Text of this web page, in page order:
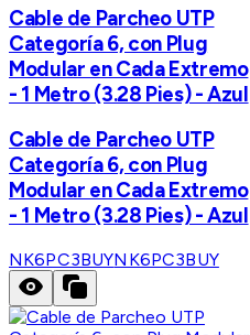
Cable de Parcheo UTP
Categoría 6, con Plug
Modular en Cada Extremo
- 1 Metro (3.28 Pies) - Azul
Cable de Parcheo UTP
Categoría 6, con Plug
Modular en Cada Extremo
- 1 Metro (3.28 Pies) - Azul
NK6PC3BUYNK6PC3BUY